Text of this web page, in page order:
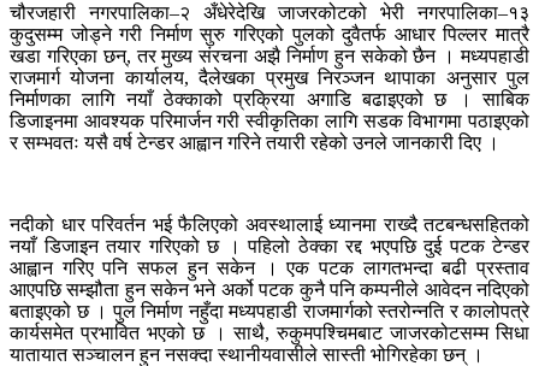
चौरजहारी नगरपालिका–२ अँधेरेदेखि जाजरकोटको भेरी नगरपालिका–१३
कुदुसम्म जोड्ने गरी निर्माण सुरु गरिएको पुलको दुवैतर्फ आधार पिल्लर मात्रै
खडा गरिएका छन्, तर मुख्य संरचना अझै निर्माण हुन सकेको छैन । मध्यपहाडी
राजमार्ग योजना कार्यालय, दैलेखका प्रमुख निरञ्जन थापाका अनुसार पुल
निर्माणका लागि नयाँ ठेक्काको प्रक्रिया अगाडि बढाइएको छ । साबिक
डिजाइनमा आवश्यक परिमार्जन गरी स्वीकृतिका लागि सडक विभागमा पठाइएको
र सम्भवतः यसै वर्ष टेन्डर आह्वान गरिने तयारी रहेको उनले जानकारी दिए ।
नदीको धार परिवर्तन भई फैलिएको अवस्थालाई ध्यानमा राख्दै तटबन्धसहितको
नयाँ डिजाइन तयार गरिएको छ । पहिलो ठेक्का रद्द भएपछि दुई पटक टेन्डर
आह्वान गरिए पनि सफल हुन सकेन । एक पटक लागतभन्दा बढी प्रस्ताव
आएपछि सम्झौता हुन सकेन भने अर्को पटक कुनै पनि कम्पनीले आवेदन नदिएको
बताइएको छ । पुल निर्माण नहुँदा मध्यपहाडी राजमार्गको स्तरोन्नति र कालोपत्रे
कार्यसमेत प्रभावित भएको छ । साथै, रुकुमपश्चिमबाट जाजरकोटसम्म सिधा
यातायात सञ्चालन हुन नसक्दा स्थानीयवासीले सास्ती भोगिरहेका छन् ।